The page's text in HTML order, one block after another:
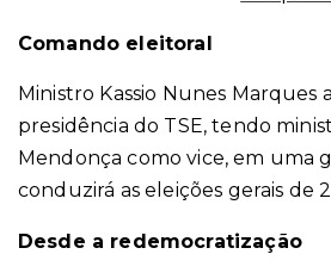
Comando eleitoral
Ministro Kassio Nunes Marques
presidência do TSE, tendo
Mendonça como vice, em uma
conduzirá as eleições gerais de
Desde a redemocratização